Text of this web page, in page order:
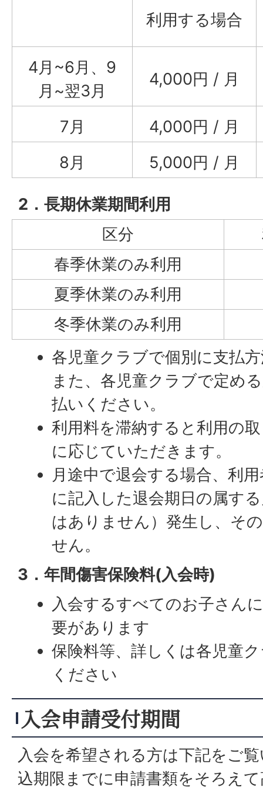
利用する場合
4月~6月、9
月~翌3月
4,000円 / 月
7月
4,000円 / 月
8月
5,000円 / 月
2．長期休業期間利用
区分
春季休業のみ利用
夏季休業のみ利用
冬季休業のみ利用
各児童クラブで個別に支払
また、各児童クラブで定め
払いください。
利用料を滞納すると利用の
に応じていただきます。
月途中で退会する場合、利
に記入した退会期日の属す
はありません）発生し、そ
せん。
3．年間傷害保険料(入会時)
入会するすべてのお子さん
要があります
保険料等、詳しくは各児童
ください
入会申請受付期間
入会を希望される方は下記をご
込期限までに申請書類をそろえ